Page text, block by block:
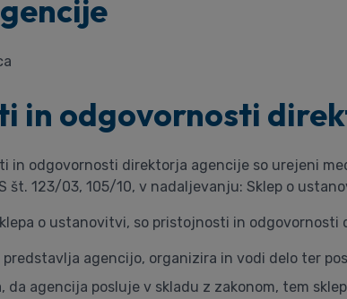
in odgovornosti
in odgovornosti direktorja agencije so urejeni
št. 123/03, 105/10, v nadaljevanju: Sklep o
o ustanovitvi, so pristojnosti in odgovornosti
agencijo, organizira in vodi delo ter
da agencija posluje v skladu z zakonom, tem